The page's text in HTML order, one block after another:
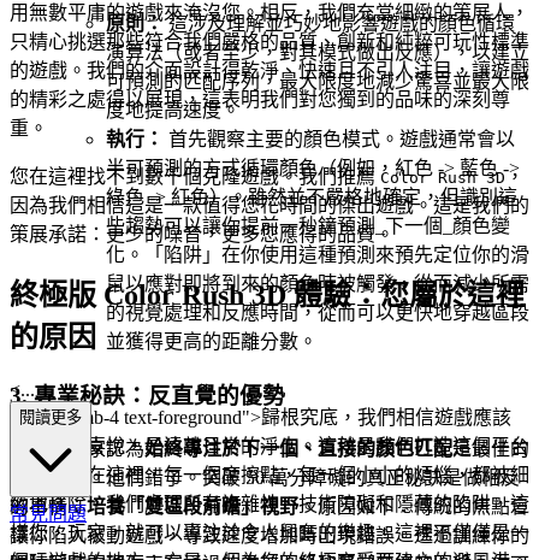
原則：這涉及理解並巧妙地影響遊戲的顏色循環
演算法（或者至少，對其模式做出反應），以建立
可預測的匹配序列，最大限度地減少驚喜並最大限
度地提高速度。
執行： 首先觀察主要的顏色模式。遊戲通常會以
半可預測的方式循環顏色（例如，紅色 -> 藍色 ->
綠色 -> 紅色）。雖然並不嚴格地確定，但識別這
些趨勢可以讓你提前一秒鐘預測_下一個_顏色變
化。「陷阱」在你使用這種預測來預先定位你的滑
鼠以應對即將到來的顏色時被觸發，從而減少所需
的視覺處理和反應時間，從而可以更快地穿越區段
並獲得更高的距離分數。
3. 專業秘訣：反直覺的優勢
大多數玩家認為始終專注於下一個、直接的顏色匹配是最佳的
遊戲方式。他們錯了。突破 50 萬分障礙的真正秘訣是做相反
的事情：培養「雙區段前瞻」視野。原因如下：傳統的焦點會
讓你陷入被動遊戲，導致速度增加時出現錯誤。透過訓練你的
用無數平庸的遊戲來淹沒您。相反，我們充當細緻的策展人，
只精心挑選那些符合我們嚴格的品質、創新和純粹可玩性標準
的遊戲。我們的介面設計得乾淨、快速且不引人注目，讓遊戲
的精彩之處得以展現，這表明我們對您獨到的品味的深刻尊
重。
您在這裡找不到數千個克隆遊戲。我們推薦 Color Rush 3D，
因為我們相信這是一款值得您花時間的傑出遊戲。這是我們的
策展承諾：更少的噪音，更多您應得的品質。
終極版 Color Rush 3D 體驗：您屬於這裡
的原因
<...
p class="mb-4 text-foreground">歸根究底，我們相信遊戲應該
是純粹的喜悅，是遠離日常的淨土。這就是我們打造這個平台
的原因，在這裡，每一個摩擦點，每一個小小的煩惱，都被細
緻地移除。我們處理所有複雜性、技術障礙和隱藏的陷阱，這
樣您，玩家，就可以專注於令人興奮的樂趣。這裡不僅僅是一
閱讀更多
常見問題